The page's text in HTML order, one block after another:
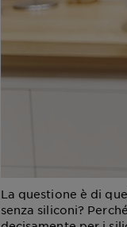
La questione è di
senza siliconi?